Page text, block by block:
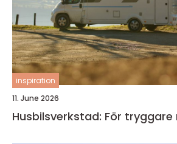
inspiration
11. June 2026
Husbilsverkstad: För